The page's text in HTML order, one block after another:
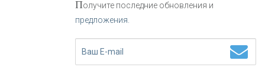
Нетворкинг для предпринимателей
Получите последние обновления и
предложения.